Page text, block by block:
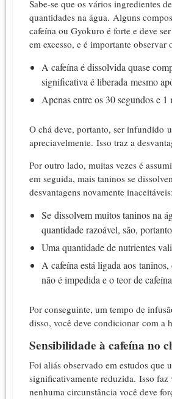
Sabe-se que os vários ingredientes
quantidades na água. Alguns
cafeína ou Gyokuro é forte e deve
em excesso, e é importante observar
A cafeína é dissolvida quase
significativa é liberada mesmo
Apenas entre os 30 segundos e
O chá deve, portanto, ser infundido
apreciavelmente. Isso traz a
Por outro lado, muitas vezes é
em seguida, mais taninos se
desvantagens novamente inaceitáveis:
Se dissolvem muitos taninos na
quantidade razoável, são,
Uma quantidade de nutrientes
A cafeína está ligada aos
não é impedida e o teor de
Por conseguinte, um tempo de
disso, você deve condicionar com a
Sensibilidade à cafeína no
Foi aliás observado em estudos que
significativamente reduzida. Isso faz
nenhuma circunstância você deve